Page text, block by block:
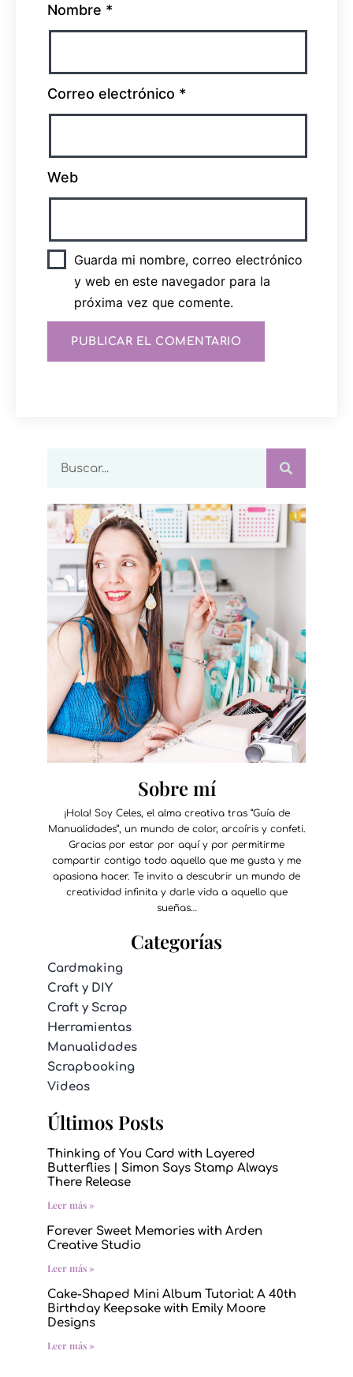
Nombre *
Correo electrónico *
Web
Guarda mi nombre, correo electrónico
y web en este navegador para la
próxima vez que comente.
Sobre mí
¡Hola! Soy Celes, el alma creativa tras “Guía de
Manualidades”, un mundo de color, arcoíris y confeti.
Gracias por estar por aquí y por permitirme
compartir contigo todo aquello que me gusta y me
apasiona hacer. Te invito a descubrir un mundo de
creatividad infinita y darle vida a aquello que
sueñas…
Categorías
Cardmaking
Craft y DIY
Craft y Scrap
Herramientas
Manualidades
Scrapbooking
Videos
Últimos Posts
Thinking of You Card with Layered
Butterflies | Simon Says Stamp Always
There Release
Leer más »
Forever Sweet Memories with Arden
Creative Studio
Leer más »
Cake-Shaped Mini Album Tutorial: A 40th
Birthday Keepsake with Emily Moore
Designs
Leer más »